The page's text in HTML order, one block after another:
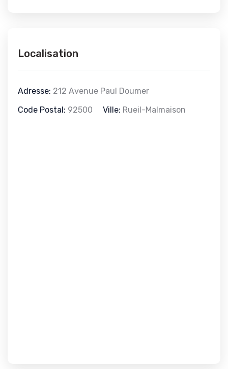
Localisation
Adresse: 212 Avenue Paul Doumer
Code Postal: 92500 Ville: Rueil-Malmaison